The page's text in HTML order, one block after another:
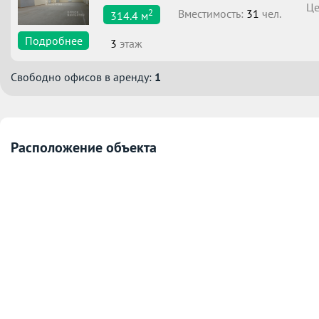
Подробнее
314.4 м2 Вместимоcть: 31 чел.
3 этаж
Свободно офисов в аренду: 1
Расположение объекта